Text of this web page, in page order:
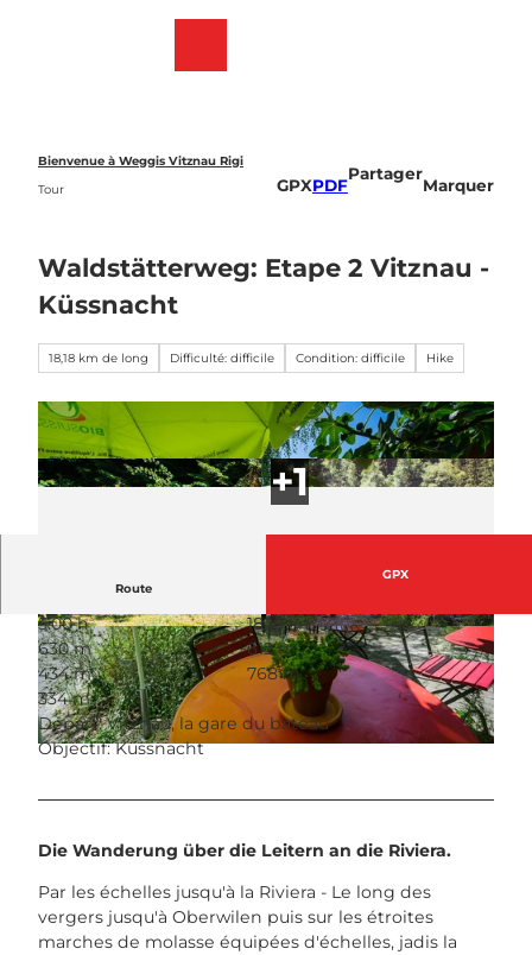
Bienvenue à Weggis Vitznau Rigi
Tour
GPXPDF
Partager
Marquer
Waldstätterweg: Etape 2 Vitznau -
Küssnacht
18,18 km de long Difficulté: difficile Condition: difficile Hike
© outsideisfree.ch, Schwyzer Wanderwege
© outsideisfree.ch, Schwyzer Wanderwege © outsideisfree.ch, Schwyzer Wanderwege
Route
GPX
5:00 h
18,18 km
630 m
612 m
434 m
768 m
334 m
Départ: Vitznau, la gare du bateau
Objectif: Küssnacht
Die Wanderung über die Leitern an die Riviera.
Par les échelles jusqu'à la Riviera - Le long des
vergers jusqu'à Oberwilen puis sur les étroites
marches de molasse équipées d'échelles, jadis la